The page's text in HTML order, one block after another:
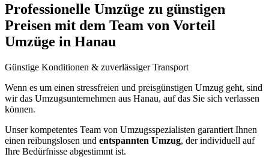
Professionelle Umzüge zu günstigen
Preisen mit dem Team von Vorteil
Umzüge in Hanau
Günstige Konditionen & zuverlässiger Transport
Wenn es um einen stressfreien und preisgünstigen Umzug geht, sind
wir das Umzugsunternehmen aus Hanau, auf das Sie sich verlassen
können.
Unser kompetentes Team von Umzugsspezialisten garantiert Ihnen
einen reibungslosen und entspannten Umzug, der individuell auf
Ihre Bedürfnisse abgestimmt ist.